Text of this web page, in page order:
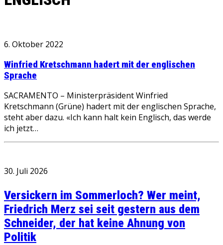
6. Oktober 2022
Winfried Kretschmann hadert mit der englischen
Sprache
SACRAMENTO – Ministerpräsident Winfried
Kretschmann (Grüne) hadert mit der englischen Sprache,
steht aber dazu. «Ich kann halt kein Englisch, das werde
ich jetzt…
30. Juli 2026
Versickern im Sommerloch? Wer meint,
Friedrich Merz sei seit gestern aus dem
Schneider, der hat keine Ahnung von
Politik